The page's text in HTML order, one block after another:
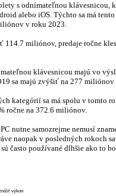
s odnímateľnou klávesnicou,
alebo iOS. Týchto sa má
v roku 2023.
miliónov, predaje ročne
klávesnicou majú vo
sa majú zvýšiť na 277 miliónov
kategórií sa má spolu v tomto
ročne na 372.6 miliónov.
nutne samozrejme nemusí
naopak v posledných rokoch
často používané dlhšie ako to
výkon